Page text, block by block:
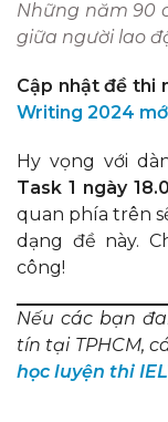
Những năm 90
giữa người lao
Cập nhật đề thi
Writing 2024
Hy vọng với
Task 1 ngày
quan phía trên
dạng đề này.
công!
Nếu các bạn
tín tại TPHCM,
học luyện thi